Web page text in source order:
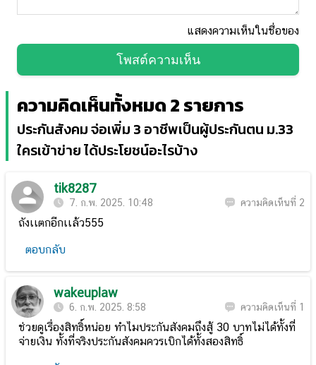
แสดงความเห็นในชื่อของ
โพสต์ความเห็น
ความคิดเห็นทั้งหมด 2 รายการ
ประกันสังคม จ่อเพิ่ม 3 อาชีพเป็นผู้ประกันตน ม.33
ใครเข้าข่าย ได้ประโยชน์อะไรบ้าง
tik8287
7. ก.พ. 2025. 10:48 ความคิดเห็นที่ 2
ถังเเตกอีกเเล้ว555
ตอบกลับ
wakeuplaw
6. ก.พ. 2025. 8:58 ความคิดเห็นที่ 1
ช่วยดูเรื่องสิทธิ์หน่อย ทำไมประกันสังคมถึงสู้ 30 บาทไม่ได้ทั้งที่
จ่ายเงิน ทั้งที่จริงประกันสังคมควรเบิกได้ทั้งสองสิทธิ์